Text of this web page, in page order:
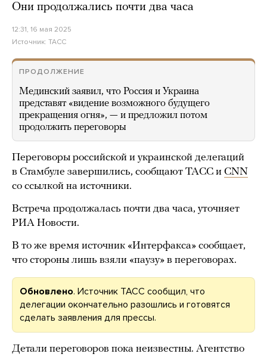
Они продолжались почти два часа
12:31, 16 мая 2025
Источник: ТАСС
ПРОДОЛЖЕНИЕ
Мединский заявил, что Россия и Украина
представят «видение возможного будущего
прекращения огня», — и предложил потом
продолжить переговоры
Переговоры российской и украинской делегаций
в Стамбуле завершились, сообщают ТАСС и CNN
со ссылкой на источники.
Встреча продолжалась почти два часа, уточняет
РИА Новости.
В то же время источник «Интерфакса» сообщает,
что стороны лишь взяли «паузу» в переговорах.
Обновлено. Источник ТАСС сообщил, что
делегации окончательно разошлись и готовятся
сделать заявления для прессы.
Детали переговоров пока неизвестны. Агентство